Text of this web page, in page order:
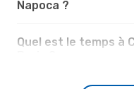
Napoca ?
Quel est le temps à